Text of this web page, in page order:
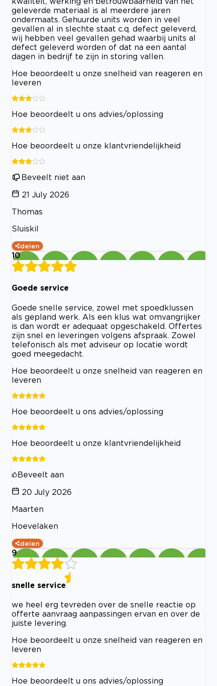
geleverde materiaal is al meerdere jaren
ondermaats. Gehuurde units worden in veel
gevallen al in slechte staat c.q. defect geleverd,
wij hebben veel gevallen gehad waarbij units al
defect geleverd worden of dat na een aantal
dagen in bedrijf te zijn in storing vallen.
Hoe beoordeelt u onze snelheid van reageren en
leveren
Hoe beoordeelt u ons advies/oplossing
Hoe beoordeelt u onze klantvriendelijkheid
Beveelt niet aan
21 July 2026
Thomas
Sluiskil
delen
10
Goede service
Goede snelle service, zowel met spoedklussen
als gepland werk. Als een klus wat omvangrijker
is dan wordt er adequaat opgeschakeld. Offertes
zijn snel en leveringen volgens afspraak. Zowel
telefonisch als met adviseur op locatie wordt
goed meegedacht.
Hoe beoordeelt u onze snelheid van reageren en
leveren
Hoe beoordeelt u ons advies/oplossing
Hoe beoordeelt u onze klantvriendelijkheid
Beveelt aan
20 July 2026
Maarten
Hoevelaken
delen
9
snelle service
we heel erg tevreden over de snelle reactie op
offerte aanvraag aanpassingen ervan en over de
juiste levering.
Hoe beoordeelt u onze snelheid van reageren en
leveren
Hoe beoordeelt u ons advies/oplossing